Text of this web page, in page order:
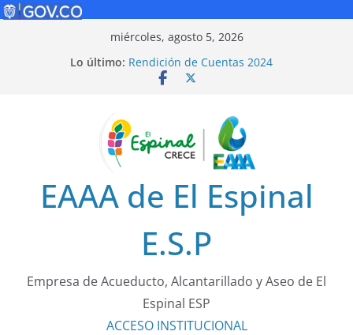
miércoles, agosto 5, 2026
Lo último: Rendición de Cuentas 2024
Política de Seguridad Vial
Tarifas 2025
EAAA de El Espinal
E.S.P
Empresa de Acueducto, Alcantarillado y Aseo de El
Espinal ESP
ACCESO INSTITUCIONAL